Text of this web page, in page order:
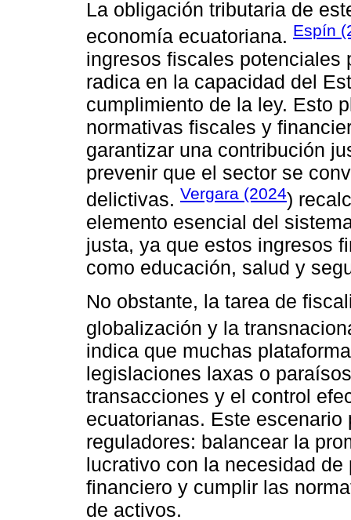
La obligación tributaria de
economía ecuatoriana. Espín
ingresos fiscales
radica en la capacidad del
cumplimiento de la ley. Esto
normativas fiscales y
garantizar una contribución
prevenir que el sector se
delictivas. Vergara (2024)
elemento esencial del
justa, ya que estos ingresos
como educación, salud y
No obstante, la tarea de
globalización y la
indica que muchas
legislaciones laxas o
transacciones y el control
ecuatorianas. Este
reguladores: balancear la
lucrativo con la necesidad
financiero y cumplir las
de activos.